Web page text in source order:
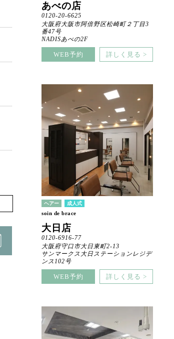
あべの店
0120-20-6625
大阪府大阪市阿倍野区松崎町２丁目3
番47号
NADISあべの2F
WEB予約 詳しく見る >
ヘアー 成人式
soin de brace
大日店
0120-6916-77
大阪府守口市大日東町2-13
サンマークス大日ステーションレジデ
ンス102号
WEB予約 詳しく見る >